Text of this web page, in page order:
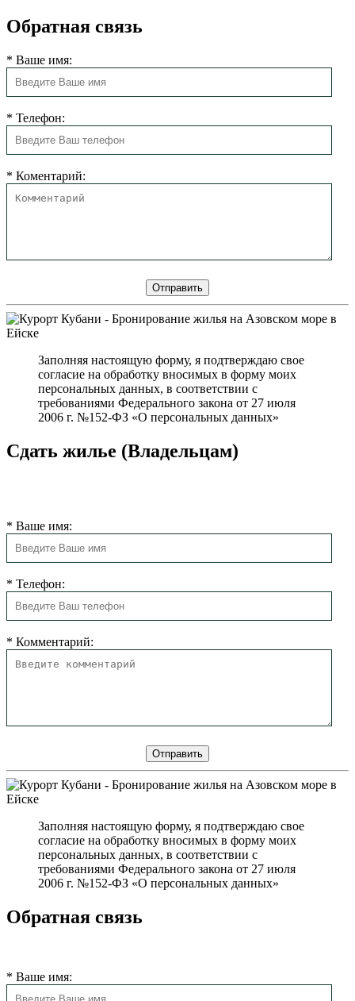
Обратная связь
* Ваше имя:
* Телефон:
* Коментарий:
Заполняя настоящую форму, я подтверждаю свое
согласие на обработку вносимых в форму моих
персональных данных, в соответствии с
требованиями Федерального закона от 27 июля
2006 г. №152-ФЗ «О персональных данных»
Сдать жилье (Владельцам)
* Ваше имя:
* Телефон:
* Комментарий:
Заполняя настоящую форму, я подтверждаю свое
согласие на обработку вносимых в форму моих
персональных данных, в соответствии с
требованиями Федерального закона от 27 июля
2006 г. №152-ФЗ «О персональных данных»
Обратная связь
* Ваше имя: